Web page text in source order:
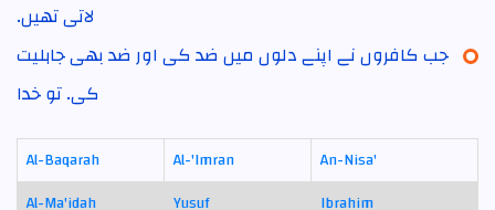
لاتی تھیں۔
جب کافروں نے اپنے دلوں میں ضد کی اور ضد بھی جاہلیت
کی۔ تو خدا
Al-Baqarah Al-'Imran
An-Nisa'
Al-Ma'idah
Yusuf
Ibrahim